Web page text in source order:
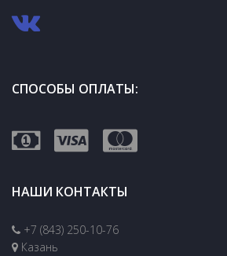
СПОСОБЫ ОПЛАТЫ:
НАШИ КОНТАКТЫ
+7 (843) 250-10-76
Казань